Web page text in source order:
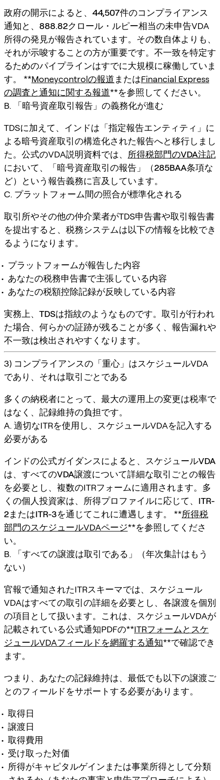
政府の開示によると、 44,507件のコンプライアンス
通知と、 888.82クロール・ルピー相当の未申告VDA
所得の発見が報告されています。その数自体よりも、
それが示唆することの方が重要です。 不一致を特定す
るためのパイプラインはすでに大規模に稼働していま
す。 **Moneycontrolの報道 またはFinancial Express
の調査と通知に関する報道**を参照してください。
B. 「暗号資産取引報告」の義務化が進む
TDSに加えて、インドは「指定報告エンティティ」に
よる暗号資産取引の構造化された報告へと移行しまし
た。公式のVDA説明資料では、 所得税部門のVDA注記
において、「暗号資産取引の報告 」（285BAA条項な
ど）という報告義務に言及しています。
C. プラットフォーム間の照合が標準化される
取引所やその他の仲介業者がTDS申告書や取引報告書
を提出すると、税務システムは以下の情報を比較でき
るようになります。
プラットフォームが報告した内容
あなたの税務申告書で主張している内容
あなたの税額控除記録が反映している内容
実務上、 TDSは指紋のようなものです。取引が行われ
た場合、何らかの証跡が残ることが多く、報告漏れや
不一致は検出されやすくなります。
3) コンプライアンスの「重心」はスケジュールVDA
であり、それは取引ごとである
多くの納税者にとって、最大の運用上の変更は税率で
はなく、記録維持の負担です。
A. 適切なITRを使用し、スケジュールVDAを記入する
必要がある
インドの公式ガイダンスによると、
スケジュールVDA
は、すべてのVDA譲渡について詳細な取引ごとの報告
を必要とし 、複数のITRフォームに適用されます。多
くの個人投資家は、所得プロファイルに応じて、 ITR-
2またはITR-3を通じてこれに遭遇します。 **所得税
部門のスケジュールVDAページ**を参照してくださ
い。
B. 「すべての譲渡は取引である」（年次集計はもう
ない）
官報で通知されたITRスキーマでは、スケジュール
VDAはすべての取引の詳細を必要とし、 各譲渡を個別
の項目として扱います。これは、スケジュールVDAが
記載されている公式通知PDFの**ITRフォームとスケ
ジュールVDAフィールドを網羅する通知**で確認でき
ます。
つまり、あなたの記録維持は、最低でも以下の譲渡ご
とのフィールドをサポートする必要があります。
取得日
譲渡日
取得費用
受け取った対価
所得がキャピタルゲインまたは事業所得として分類